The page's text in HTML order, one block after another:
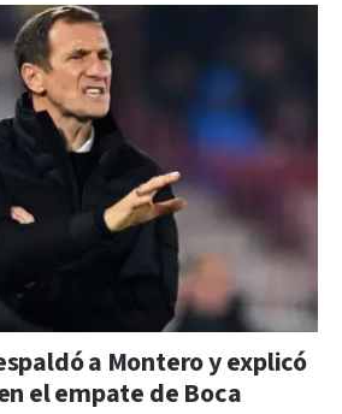
a Montero y explicó
el empate de Boca